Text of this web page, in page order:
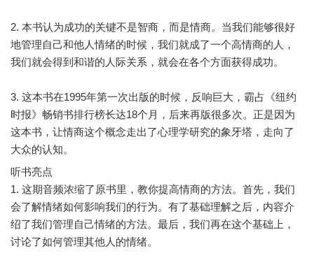
2. 本书认为成功的关键不是智商，而是情商。当我们能够很好
地管理自己和他人情绪的时候，我们就成了一个高情商的人，
我们就会得到和谐的人际关系，就会在各个方面获得成功。
3. 这本书在1995年第一次出版的时候，反响巨大，霸占《纽约
时报》畅销书排行榜长达18个月，后来再版很多次。正是因为
这本书，让情商这个概念走出了心理学研究的象牙塔，走向了
听书亮点
1. 这期音频浓缩了原书里，教你提高情商的方法。首先，我们
会了解情绪如何影响我们的行为。有了基础理解之后，内容介
绍了我们管理自己情绪的方法。最后，我们再在这个基础上，
讨论了如何管理其他人的情绪。